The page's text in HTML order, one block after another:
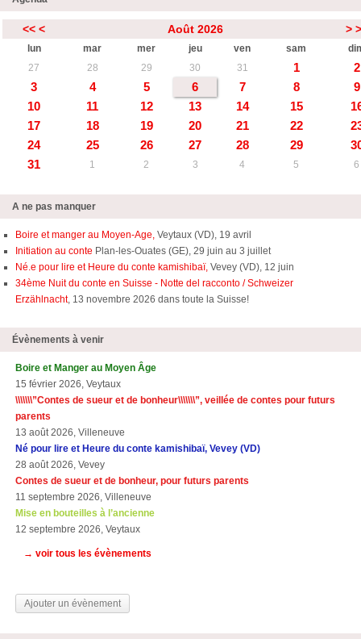
<< < Août 2026 >
lun mar mer jeu ven sam
27
28 29 30 31 1
2
3
4 5 6 7 8
9
10
11 12 13 14 15
17
18 19 20 21 22
24
25 26 27 28 29
31
1 2 3 4 5 6
A ne pas manquer
Boire et manger au Moyen-Age, Veytaux (VD), 19 avril
Initiation au conte Plan-les-Ouates (GE), 29 juin au 3 juillet
Né.e pour lire et Heure du conte kamishibaï, Vevey (VD), 12 juin
34ème Nuit du conte en Suisse - Notte del racconto / Schweizer
Erzählnacht, 13 novembre 2026 dans toute la Suisse!
Évènements à venir
Boire et Manger au Moyen Âge
15 février 2026, Veytaux
\\\\\\\”Contes de sueur et de bonheur\\\\\\\”, veillée de contes pour futurs
parents
13 août 2026, Villeneuve
Né pour lire et Heure du conte kamishibaï, Vevey (VD)
28 août 2026, Vevey
Contes de sueur et de bonheur, pour futurs parents
11 septembre 2026, Villeneuve
Mise en bouteilles à l’ancienne
12 septembre 2026, Veytaux
→ voir tous les évènements
Ajouter un évènement